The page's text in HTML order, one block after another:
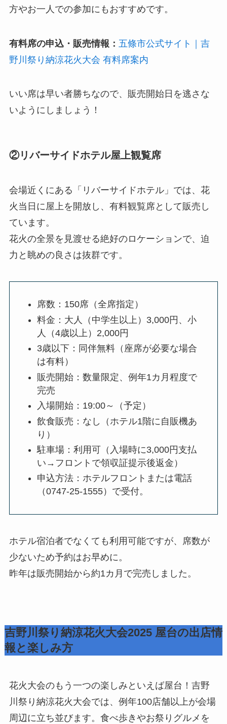
方やお一人での参加にもおすすめです。
有料席の申込・販売情報： 五條市公式サイト｜吉
野川祭り納涼花火大会 有料席案内
いい席は早い者勝ちなので、販売開始日を逃さな
いようにしましょう！
②リバーサイドホテル屋上観覧席
会場近くにある「リバーサイドホテル」では、花
火当日に屋上を開放し、有料観覧席として販売し
ています。
花火の全景を見渡せる絶好のロケーションで、迫
力と眺めの良さは抜群です。
席数：150席（全席指定）
料金：大人（中学生以上）3,000円、小
人（4歳以上）2,000円
3歳以下：同伴無料（座席が必要な場合
は有料）
販売開始：数量限定、例年1カ月程度で
完売
入場開始：19:00～（予定）
飲食販売：なし（ホテル1階に自販機あ
り）
駐車場：利用可（入場時に3,000円支払
い→フロントで領収証提示後返金）
申込方法：ホテルフロントまたは電話
（0747-25-1555）で受付。
ホテル宿泊者でなくても利用可能ですが、席数が
少ないため予約はお早めに。
昨年は販売開始から約1カ月で完売しました。
吉野川祭り納涼花火大会2025 屋台の出店情
報と楽しみ方
花火大会のもう一つの楽しみといえば屋台！吉野
川祭り納涼花火大会では、例年100店舗以上が会場
周辺に立ち並びます。食べ歩きやお祭りグルメを